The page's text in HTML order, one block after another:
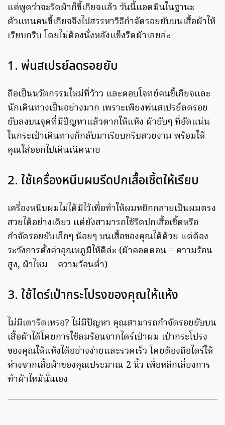
แค่พูดว่าจะรีดผ้าก็ขี้เกียจแล้ว วันนี้แอดมินในฐานะ
ตัวแทนคนขี้เกียจจึงไปสรรหาวิธีกำจัดรอยยับบนเสื้อผ้าให้
เรียบกริบ โดยไม่ต้องนั่งหลังแข็งรีดผ้าเลยล่ะ
1. พ่นสเปรย์ลดรอยยับ
ถือเป็นนวัตกรรมใหม่ที่ว้าว และตอบโจทย์คนขี้เกียจและ
นักเดินทางเป็นอย่างมาก เพราะเพียงพ่นสเปรย์ลดรอย
ยับลงบนจุดที่มีปัญหาแล้วตากให้แห้ง ผ้ายับๆ ที่อัดแน่น
ในกระเป๋าเดินทางก็กลับมาเรียบกริบสวยงาม พร้อมให้
คุณใส่ออกไปเดินเฉิดฉาย
2. ใช้เครื่องหนีบผมรีดปกเสื้อเชิ้ตให้เรียบ
เครื่องหนีบผมไม่ได้มีไว้เพื่อทำให้ผมหยิกกลายเป็นผมตรง
สวยได้อย่างเดียว แต่ยังสามารถใช้รีดปกเสื้อเชิ้ตหรือ
กำจัดรอยยับเล็กๆ น้อยๆ บนเสื้อของคุณได้ด้วย แต่ต้อง
ระวังการตั้งค่าอุณหภูมิให้ดีล่ะ (ผ้าคอตตอน = ความร้อน
สูง, ผ้าไหม = ความร้อนต่ำ)
3. ใช้ไดร์เป่ากระโปรงของคุณให้แห้ง
ไม่มีเตารีดเหรอ? ไม่มีปัญหา คุณสามารถกำจัดรอยยับบน
เสื้อผ้าได้โดยการใช้ลมร้อนจากไดร์เป่าผม เป่ากระโปรง
ของคุณให้แห้งได้อย่างง่ายและรวดเร็ว โดยต้องถือไดร์ให้
ห่างจากเสื้อผ้าของคุณประมาณ 2 นิ้ว เพื่อหลีกเลี่ยงการ
ทำผ้าไหม้นั่นเอง